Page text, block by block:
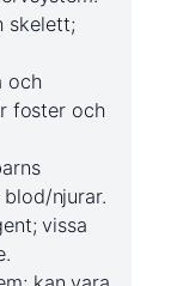
skelett;
och
foster och
njurar.
vissa